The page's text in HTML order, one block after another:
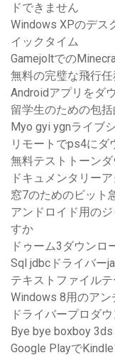
ドできません
Windows XPのデス
イックタイム
Gamejoltでの
無料の完璧な飛行
Androidアプリをダ
留学生のための包
Myo gyi ygnライブ
リモートでps4にダ
無料テストトーン
ドキュメンタリー
窓7のためのビット
アンドロイド用の
すか
ドゥーム3ダウンロ
Sql jdbcドライバー
テキストファイル
Windows 8用のア
ドライバープロダ
Bye bye boxboy
Google Playで